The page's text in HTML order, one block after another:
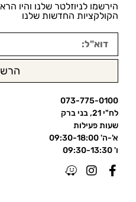
הירשמו לניוזלטר שלנו והיו
הקולקציות החדשות שלנו
073-775-0100
לח"י 21, בני ברק
שעות פעילות
א'-ה' 09:30-18:00
ו' 09:30-13:30